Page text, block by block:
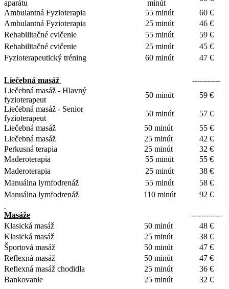
aparátu minút
Ambulantná Fyzioterapia
55 minút
60 €
Ambulantná Fyzioterapia
25 minút
46 €
Rehabilitačné cvičenie
55 minút
59 €
Rehabilitačné cvičenie
25 minút
45 €
Fyzioterapeutický tréning
60 minút 47 €
Liečebná masáž
-----------
Liečebná masáž - Hlavný
fyzioterapeut
50 minút
59 €
Liečebná masáž - Senior
fyzioterapeut
50 minút
57 €
Liečebná masáž
50 minút
55 €
Liečebná masáž
25 minút
42 €
Perkusná terapia
25 minút
32 €
Maderoterapia
55 minút
55 €
Maderoterapia
25 minút
38 €
Manuálna lymfodrenáž
55 minút
58 €
Manuálna lymfodrenáž
110 minút 92 €
Masáže
------------
Klasická masáž
50 minút
48 €
Klasická masáž
25 minút
38 €
Športová masáž
50 minút
47 €
Reflexná masáž
50 minút
47 €
Reflexná masáž chodidla
25 minút
36 €
Bankovanie
25 minút 32 €